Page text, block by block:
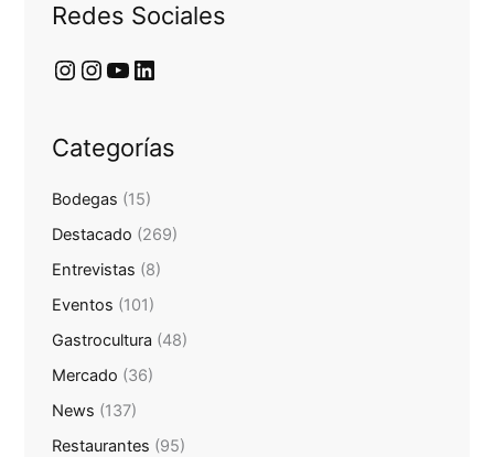
Redes Sociales
Categorías
Bodegas (15)
Destacado (269)
Entrevistas (8)
Eventos (101)
Gastrocultura (48)
Mercado (36)
News (137)
Restaurantes (95)